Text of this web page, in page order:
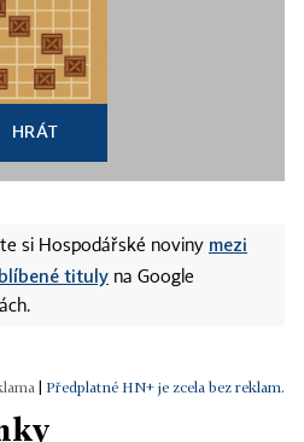
HRÁT
si Hospodářské noviny mezi
tituly na Google
Předplatné HN+ je zcela bez reklam.